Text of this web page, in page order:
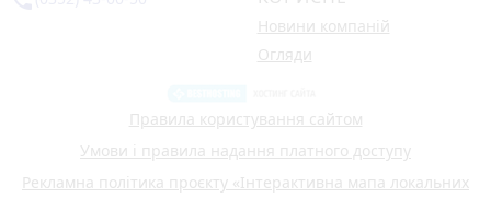
Новини компаній
Огляди
Правила користування сайтом
Умови і правила надання платного доступу
Рекламна політика проєкту «Інтерактивна мапа локальних